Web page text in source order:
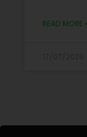
READ MORE »